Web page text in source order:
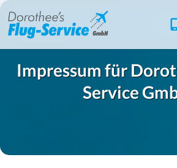
Südsee
Impressum für
Service